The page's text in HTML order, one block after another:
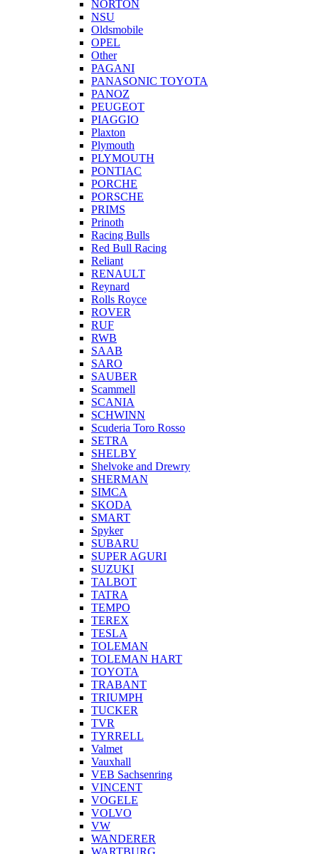
NORTON
NSU
Oldsmobile
OPEL
Other
PAGANI
PANASONIC TOYOTA
PANOZ
PEUGEOT
PIAGGIO
Plaxton
Plymouth
PLYMOUTH
PONTIAC
PORCHE
PORSCHE
PRIMS
Prinoth
Racing Bulls
Red Bull Racing
Reliant
RENAULT
Reynard
Rolls Royce
ROVER
RUF
RWB
SAAB
SARO
SAUBER
Scammell
SCANIA
SCHWINN
Scuderia Toro Rosso
SETRA
SHELBY
Shelvoke and Drewry
SHERMAN
SIMCA
SKODA
SMART
Spyker
SUBARU
SUPER AGURI
SUZUKI
TALBOT
TATRA
TEMPO
TEREX
TESLA
TOLEMAN
TOLEMAN HART
TOYOTA
TRABANT
TRIUMPH
TUCKER
TVR
TYRRELL
Valmet
Vauxhall
VEB Sachsenring
VINCENT
VOGELE
VOLVO
VW
WANDERER